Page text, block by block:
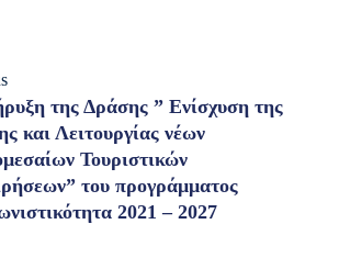
της Δράσης ” Ενίσχυση της
και Λειτουργίας νέων
Τουριστικών
του προγράμματος
2021 – 2027